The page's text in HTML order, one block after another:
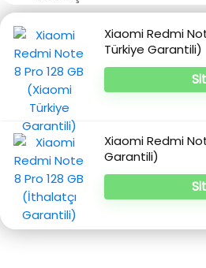
Xiaomi Redmi
Türkiye Garantili)
Xiaomi Redmi
Garantili)